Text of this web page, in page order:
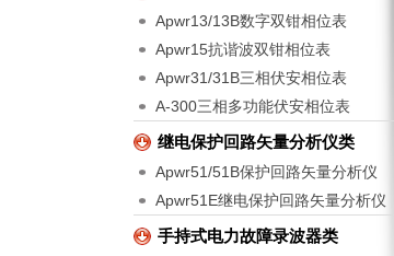
Apwr13/13B数字双钳相位表
Apwr15抗谐波双钳相位表
Apwr31/31B三相伏安相位表
A-300三相多功能伏安相位表
继电保护回路矢量分析仪类
Apwr51/51B保护回路矢量分析仪
Apwr51E继电保护回路矢量分析仪
手持式电力故障录波器类